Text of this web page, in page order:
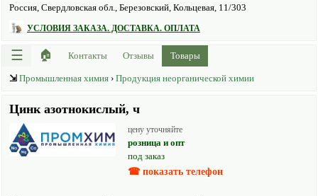
Россия, Свердловская обл., Березовский, Кольцевая, 11/303
УСЛОВИЯ ЗАКАЗА. ДОСТАВКА. ОПЛАТА
☰ 🏠 Контакты Отзывы Товары
⇲ Промышленная химия › Продукция неорганической химии
Цинк азотнокислый, ч
цену уточняйте
розница и опт
под заказ
☎ показать телефон